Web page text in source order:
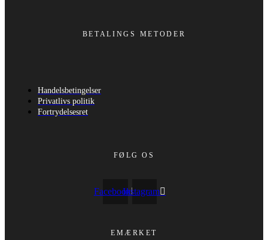
BETALINGS METODER
Handelsbetingelser
Privatlivs politik
Fortrydelsesret
FØLG OS
FacebookInstagram
EMÆRKET